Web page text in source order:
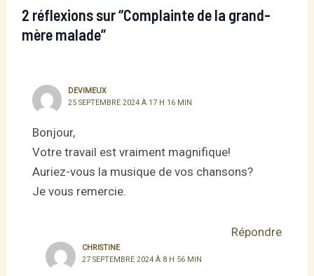
2 réflexions sur “Complainte de la grand-
mère malade”
DEVIMEUX
25 SEPTEMBRE 2024 À 17 H 16 MIN
Bonjour,
Votre travail est vraiment magnifique!
Auriez-vous la musique de vos chansons?
Je vous remercie.
Répondre
CHRISTINE
27 SEPTEMBRE 2024 À 8 H 56 MIN